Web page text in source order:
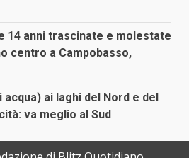
14 anni trascinate e molestate
centro a Campobasso,
acqua) ai laghi del Nord e del
va meglio al Sud